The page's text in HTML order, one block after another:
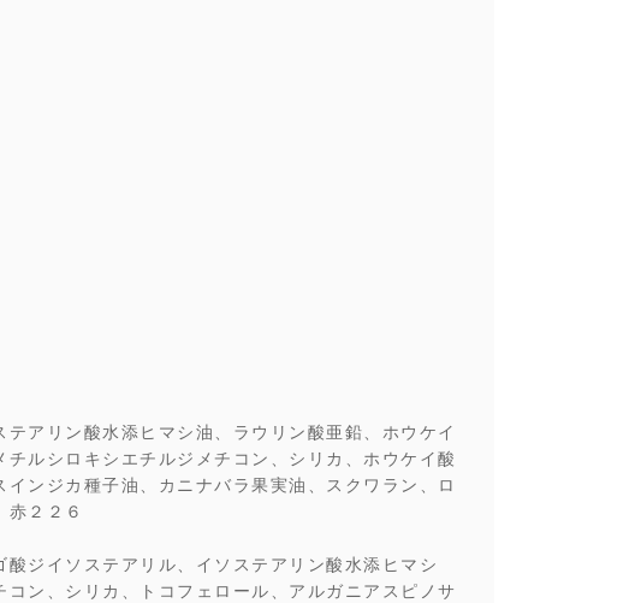
アリン酸水添ヒマシ油、ラウリン酸亜鉛、ホウケイ
ルシロキシエチルジメチコン、シリカ、ホウケイ酸
ンジカ種子油、カニナバラ果実油、スクワラン、ロ
２２６
ジイソステアリル、イソステアリン酸水添ヒマシ
ン、シリカ、トコフェロール、アルガニアスピノサ